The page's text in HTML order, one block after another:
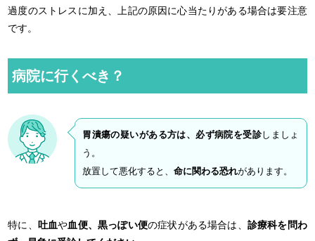
過度のストレスに加え、上記の原因に心当たりがある場合は要注意
です。
病院に行くべき？
胃潰瘍の疑いがある方は、必ず病院を受診しましょ
う。
放置して悪化すると、命に関わる恐れがあります。
特に、 吐血や血便、黒っぽい便の症状がある場合は、 診療科を問わ